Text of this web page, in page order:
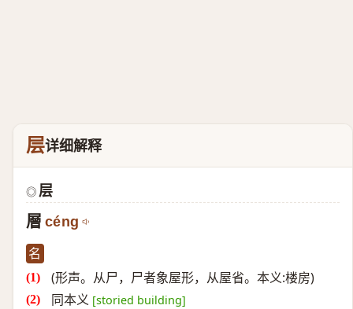
层详细解释
◎ 层
層 céng
名
(形声。从尸，尸者象屋形，从屋省。本义:楼房)
同本义 [storied building]